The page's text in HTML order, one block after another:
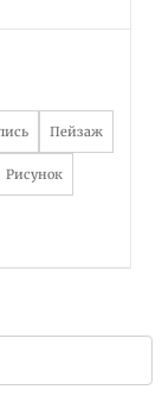
Пейзаж
Рисунок